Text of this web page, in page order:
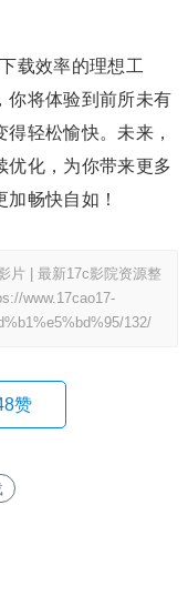
载效率的理想工
你将体验到前所未有
轻松愉快。未来，
优化，为你带来更多
畅快自如！
片 | 最新17c影院资源整
www.17cao17-
132/
赞